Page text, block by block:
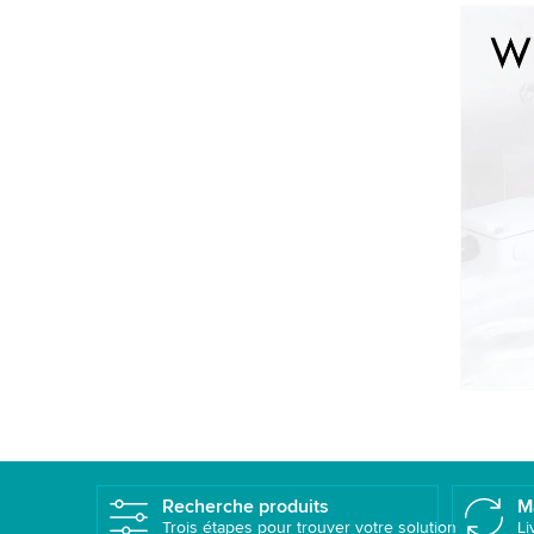
We
Recherche produits
Trois étapes pour trouver votre solution